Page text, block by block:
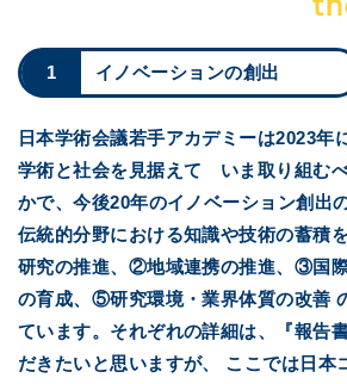
1 イノベーションの創出
日本学術会議若手アカデミーは2023年
学術と社会を見据えて いま取り組む
かで、今後20年のイノベーション創出
伝統的分野における知識や技術の蓄積
研究の推進、②地域連携の推進、③国
の育成、⑤研究環境・業界体質の改善
ています。それぞれの詳細は、『報告
だきたいと思いますが、
ここでは日本